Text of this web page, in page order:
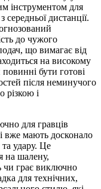
інструментом для
дистанції.
до чужого
що вимагає від
на високому
бути готові
після неминучого
різкою і
для гравців
вже мають досконало
та удару. Це
на шалену,
чи грає виключно
для технічних,